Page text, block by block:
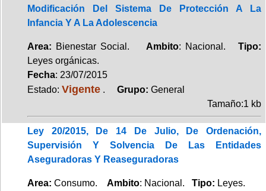
Modificación Del Sistema De Protección A La
Infancia Y A La Adolescencia
Area: Bienestar Social. Ambito: Nacional. Tipo:
Leyes orgánicas.
Fecha: 23/07/2015
Estado: Vigente . Grupo: General
Tamaño:1 kb
Ley 20/2015, De 14 De Julio, De Ordenación,
Supervisión Y Solvencia De Las Entidades
Aseguradoras Y Reaseguradoras
Area: Consumo. Ambito: Nacional. Tipo: Leyes.